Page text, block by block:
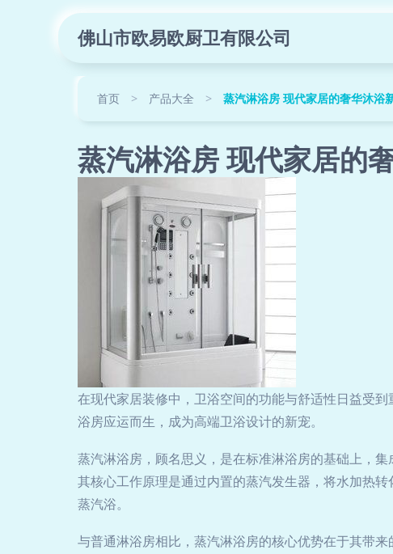
佛山市欧易欧厨卫有限公司
首页 > 产品大全 > 蒸汽淋浴房 现代家居的奢华沐浴
蒸汽淋浴房 现代家居的
在现代家居装修中，卫浴空间的功能与舒适性日益受
浴房应运而生，成为高端卫浴设计的新宠。
蒸汽淋浴房，顾名思义，是在标准淋浴房的基础上，
其核心工作原理是通过内置的蒸汽发生器，将水加热
蒸汽浴。
与普通淋浴房相比，蒸汽淋浴房的核心优势在于其带